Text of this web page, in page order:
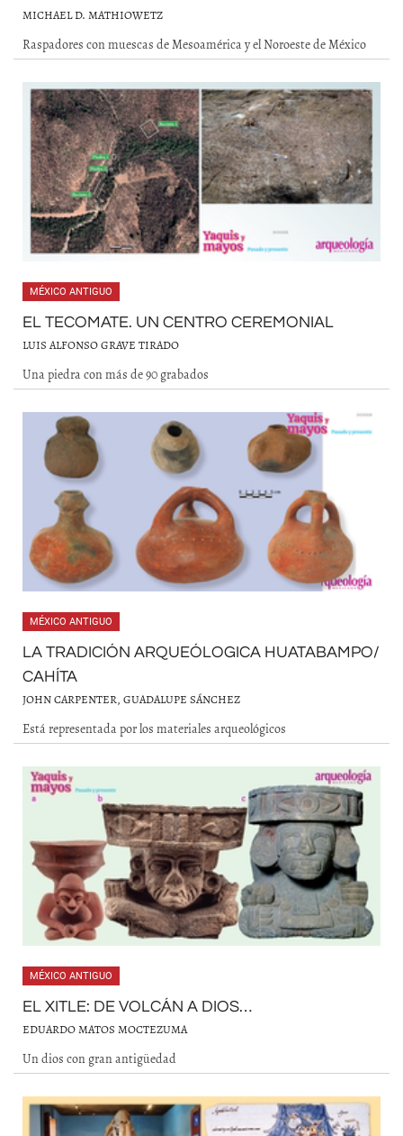
MICHAEL D. MATHIOWETZ
Raspadores con muescas de Mesoamérica y el Noroeste de México
MÉXICO ANTIGUO
EL TECOMATE. UN CENTRO CEREMONIAL
LUIS ALFONSO GRAVE TIRADO
Una piedra con más de 90 grabados
MÉXICO ANTIGUO
LA TRADICIÓN ARQUEÓLOGICA HUATABAMPO/
CAHÍTA
JOHN CARPENTER, GUADALUPE SÁNCHEZ
Está representada por los materiales arqueológicos
MÉXICO ANTIGUO
EL XITLE: DE VOLCÁN A DIOS…
EDUARDO MATOS MOCTEZUMA
Un dios con gran antigüedad